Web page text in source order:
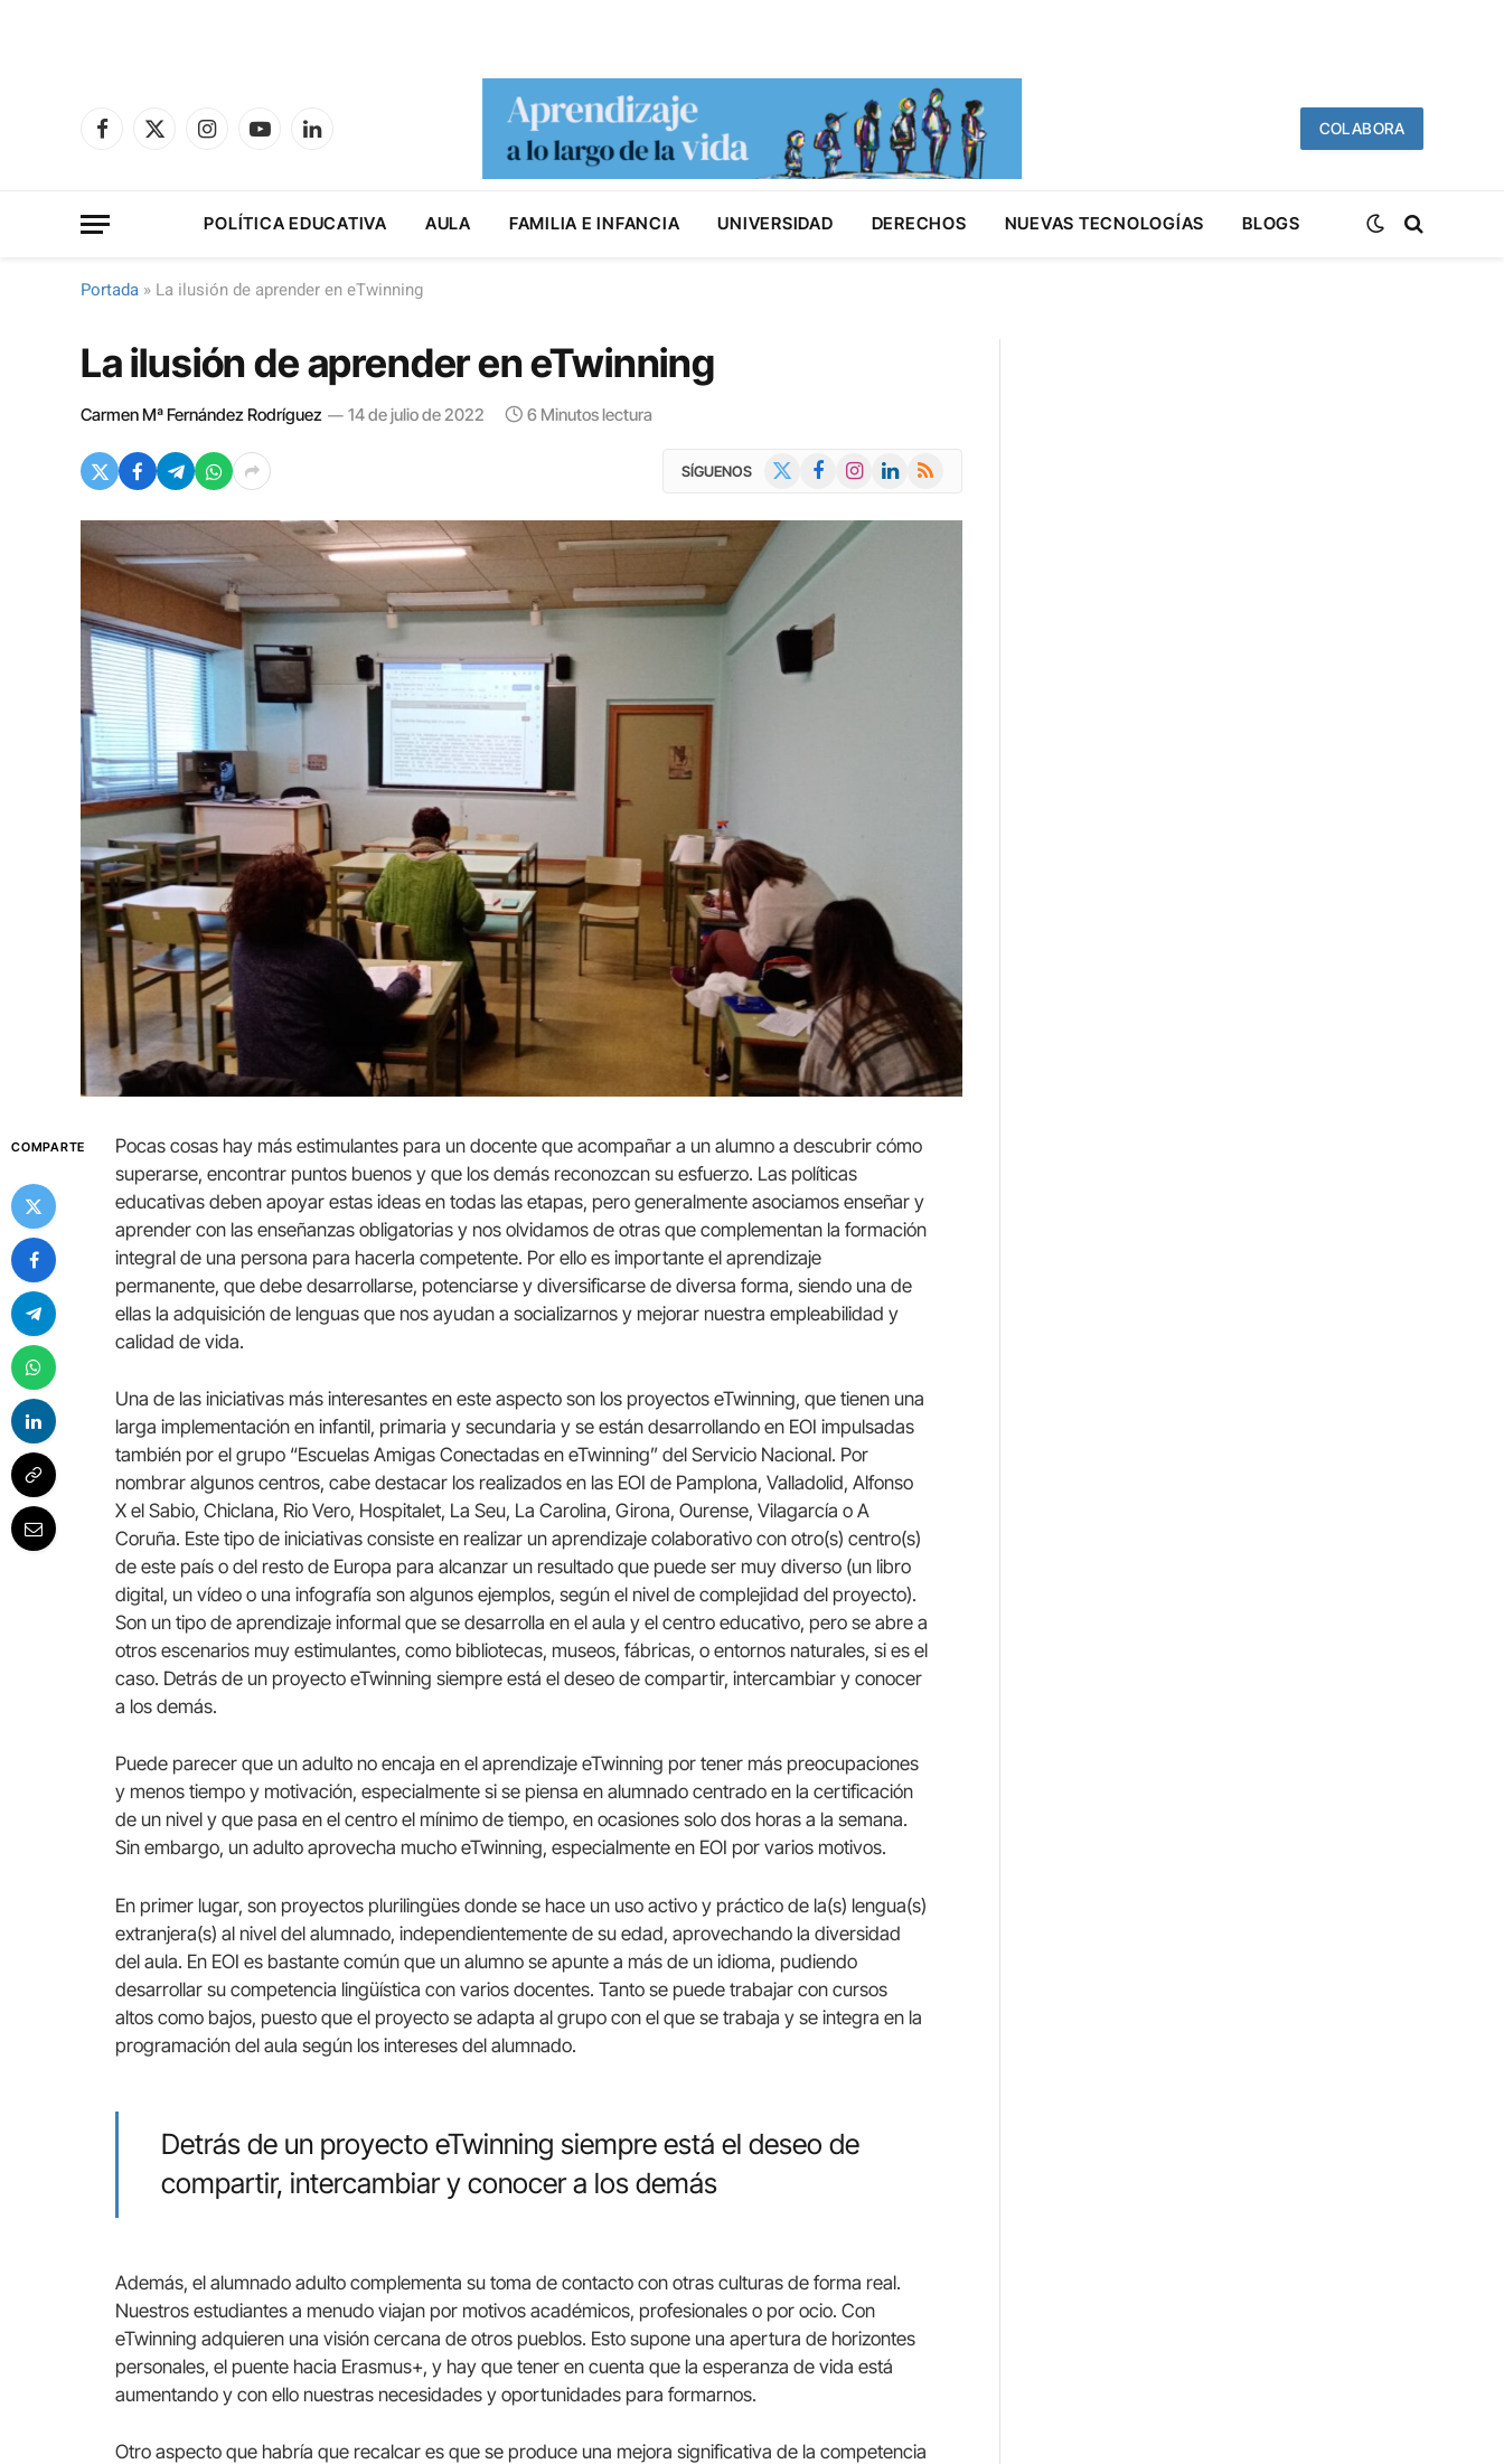
Facebook
X
InstagramYouTubeLinkedIn
COLABORA
POLÍTICA EDUCATIVA AULA FAMILIA E INFANCIA UNIVERSIDAD DERECHOS NUEVAS TECNOLOGÍAS BLOGS
Portada » La ilusión de aprender en eTwinning
La ilusión de aprender en eTwinning
Carmen Mª Fernández Rodríguez 14 de julio de 2022 6 Minutos lectura
SÍGUENOS FacebookInstagramLinkedIn
RSS
COMPARTE
Pocas cosas hay más estimulantes para un docente que acompañar a un alumno a descubrir cómo
superarse, encontrar puntos buenos y que los demás reconozcan su esfuerzo. Las políticas
educativas deben apoyar estas ideas en todas las etapas, pero generalmente asociamos enseñar y
aprender con las enseñanzas obligatorias y nos olvidamos de otras que complementan la formación
integral de una persona para hacerla competente. Por ello es importante el aprendizaje
permanente, que debe desarrollarse, potenciarse y diversificarse de diversa forma, siendo una de
ellas la adquisición de lenguas que nos ayudan a socializarnos y mejorar nuestra empleabilidad y
calidad de vida.
Una de las iniciativas más interesantes en este aspecto son los proyectos eTwinning, que tienen una
larga implementación en infantil, primaria y secundaria y se están desarrollando en EOI impulsadas
también por el grupo “Escuelas Amigas Conectadas en eTwinning” del Servicio Nacional. Por
nombrar algunos centros, cabe destacar los realizados en las EOI de Pamplona, Valladolid, Alfonso
X el Sabio, Chiclana, Rio Vero, Hospitalet, La Seu, La Carolina, Girona, Ourense, Vilagarcía o A
Coruña. Este tipo de iniciativas consiste en realizar un aprendizaje colaborativo con otro(s) centro(s)
de este país o del resto de Europa para alcanzar un resultado que puede ser muy diverso (un libro
digital, un vídeo o una infografía son algunos ejemplos, según el nivel de complejidad del proyecto).
Son un tipo de aprendizaje informal que se desarrolla en el aula y el centro educativo, pero se abre a
otros escenarios muy estimulantes, como bibliotecas, museos, fábricas, o entornos naturales, si es el
caso. Detrás de un proyecto eTwinning siempre está el deseo de compartir, intercambiar y conocer
a los demás.
Puede parecer que un adulto no encaja en el aprendizaje eTwinning por tener más preocupaciones
y menos tiempo y motivación, especialmente si se piensa en alumnado centrado en la certificación
de un nivel y que pasa en el centro el mínimo de tiempo, en ocasiones solo dos horas a la semana.
Sin embargo, un adulto aprovecha mucho eTwinning, especialmente en EOI por varios motivos.
En primer lugar, son proyectos plurilingües donde se hace un uso activo y práctico de la(s) lengua(s)
extranjera(s) al nivel del alumnado, independientemente de su edad, aprovechando la diversidad
del aula. En EOI es bastante común que un alumno se apunte a más de un idioma, pudiendo
desarrollar su competencia lingüística con varios docentes. Tanto se puede trabajar con cursos
altos como bajos, puesto que el proyecto se adapta al grupo con el que se trabaja y se integra en la
programación del aula según los intereses del alumnado.
Detrás de un proyecto eTwinning siempre está el deseo de
compartir, intercambiar y conocer a los demás
Además, el alumnado adulto complementa su toma de contacto con otras culturas de forma real.
Nuestros estudiantes a menudo viajan por motivos académicos, profesionales o por ocio. Con
eTwinning adquieren una visión cercana de otros pueblos. Esto supone una apertura de horizontes
personales, el puente hacia Erasmus+, y hay que tener en cuenta que la esperanza de vida está
aumentando y con ello nuestras necesidades y oportunidades para formarnos.
Otro aspecto que habría que recalcar es que se produce una mejora significativa de la competencia